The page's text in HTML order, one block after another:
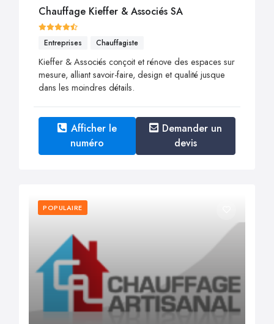
Chauffage Kieffer & Associés SA
Entreprises Chauffagiste
Kieffer & Associés conçoit et rénove des espaces sur
mesure, alliant savoir-faire, design et qualité jusque
dans les moindres détails.
Afficher le
numéro
Demander un
devis
POPULAIRE